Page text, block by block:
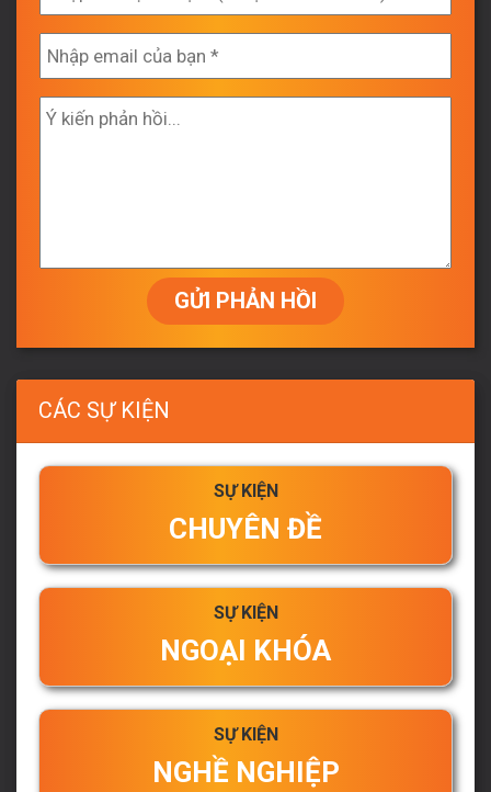
GỬI PHẢN HỒI
CÁC SỰ KIỆN
SỰ KIỆN
CHUYÊN ĐỀ
SỰ KIỆN
NGOẠI KHÓA
SỰ KIỆN
NGHỀ NGHIỆP